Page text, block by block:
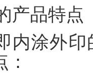
产品特点
内涂外